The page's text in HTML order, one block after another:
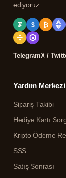
ediyoruz.
₮ $ ₿
TelegramX /
Yardım Merkezi
Sipariş Takibi
Hediye Kartı
Kripto Ödeme
SSS
Satış Sonrası